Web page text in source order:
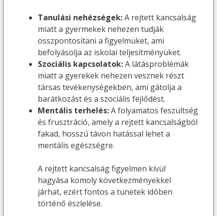
Tanulási nehézségek:A rejtett kancsalság
miatt a gyermekek nehezen tudják
összpontosítani a figyelmüket, ami
befolyásolja az iskolai teljesítményüket.
Szociális kapcsolatok:A látásproblémák
miatt a gyerekek nehezen vesznek részt
társas tevékenységekben, ami gátolja a
barátkozást és a szociális fejlődést.
Mentális terhelés:A folyamatos feszültség
és frusztráció, amely a rejtett kancsalságból
fakad, hosszú távon hatással lehet a
mentális egészségre.
A rejtett kancsalság figyelmen kívül
hagyása komoly következményekkel
járhat, ezért fontos a tünetek időben
történő észlelése.